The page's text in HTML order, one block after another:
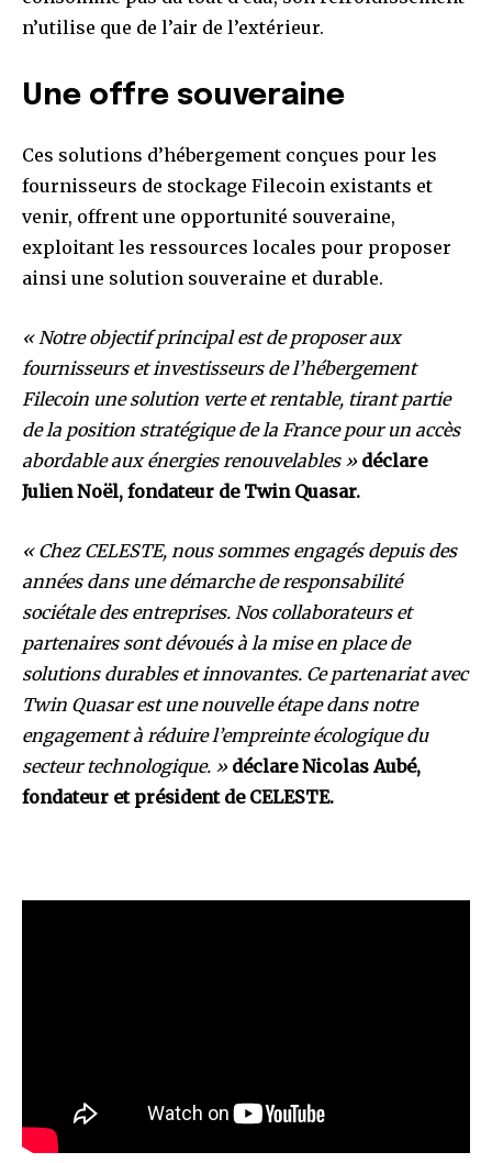
n’utilise que de l’air de l’extérieur.
Une offre souveraine
Ces solutions d’hébergement conçues pour les
fournisseurs de stockage Filecoin existants et
venir, offrent une opportunité souveraine,
exploitant les ressources locales pour proposer
ainsi une solution souveraine et durable.
« Notre objectif principal est de proposer aux
fournisseurs et investisseurs de l’hébergement
Filecoin une solution verte et rentable, tirant partie
de la position stratégique de la France pour un accès
abordable aux énergies renouvelables » déclare
Julien Noël, fondateur de Twin Quasar.
« Chez CELESTE, nous sommes engagés depuis des
années dans une démarche de responsabilité
sociétale des entreprises. Nos collaborateurs et
partenaires sont dévoués à la mise en place de
solutions durables et innovantes. Ce partenariat avec
Twin Quasar est une nouvelle étape dans notre
engagement à réduire l’empreinte écologique du
secteur technologique. » déclare Nicolas Aubé,
fondateur et président de CELESTE.